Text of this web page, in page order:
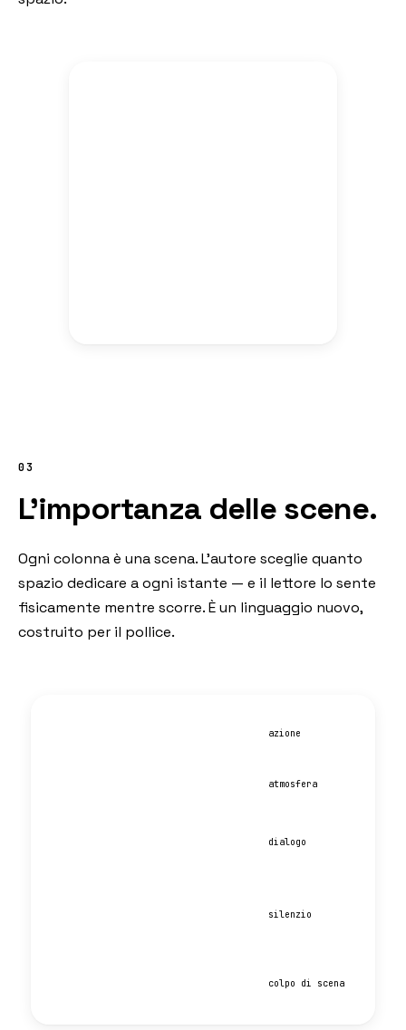
03
L'importanza delle scene.
Ogni colonna è una scena. L'autore sceglie quanto
spazio dedicare a ogni istante — e il lettore lo sente
fisicamente mentre scorre. È un linguaggio nuovo,
costruito per il pollice.
azione
atmosfera
dialogo
silenzio
colpo di scena